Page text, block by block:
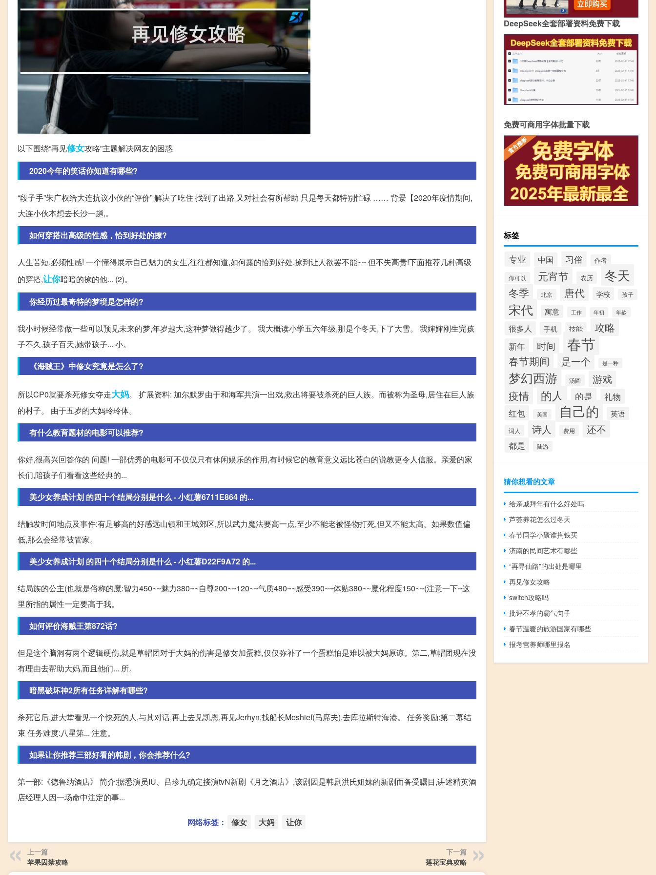
以下围绕“再见修女攻略”主题解决网友的困惑
2020今年的笑话你知道有哪些?
“段子手”朱广权给大连抗议小伙的“评价” 解决了吃住 找到了出路 又对社会有所帮助 只是每天都特别忙碌 …… 背景【2020年疫情期间,
大连小伙本想去长沙一趟,。
如何穿搭出高级的性感，恰到好处的撩?
人生苦短,必须性感! 一个懂得展示自己魅力的女生,往往都知道,如何露的恰到好处,撩到让人欲罢不能~~ 但不失高贵!下面推荐几种高级
的穿搭,让你暗暗的撩的他... (2)。
你经历过最奇特的梦境是怎样的?
我小时候经常做一些可以预见未来的梦,年岁越大,这种梦做得越少了。 我大概读小学五六年级,那是个冬天,下了大雪。 我婶婶刚生完孩
子不久,孩子百天,她带孩子... 小。
《海贼王》中修女究竟是怎么了?
所以CP0就要杀死修女夺走大妈。 扩展资料: 加尔默罗由于和海军共演一出戏,救出将要被杀死的巨人族。而被称为圣母,居住在巨人族
的村子。 由于五岁的大妈玲玲体。
有什么教育题材的电影可以推荐?
你好,很高兴回答你的 问题! 一部优秀的电影可不仅仅只有休闲娱乐的作用,有时候它的教育意义远比苍白的说教更令人信服。亲爱的家
长们,陪孩子们看看这些经典的...
美少女养成计划 的四十个结局分别是什么 - 小红薯6711E864 的...
结触发时间地点及事件:有足够高的好感远山镇和王城郊区,所以武力魔法要高一点,至少不能老被怪物打死,但又不能太高。如果数值偏
低,那么会经常被管家。
美少女养成计划 的四十个结局分别是什么 - 小红薯D22F9A72 的...
结局族的公主(也就是俗称的魔:智力450~~魅力380~~自尊200~~120~~气质480~~感受390~~体贴380~~魔化程度150~~(注意一下~这
里所指的属性一定要高于我。
如何评价海贼王第872话?
但是这个脑洞有两个逻辑硬伤,就是草帽团对于大妈的伤害是修女加蛋糕,仅仅弥补了一个蛋糕怕是难以被大妈原谅。第二,草帽团现在没
有理由去帮助大妈,而且他们... 所。
暗黑破坏神2所有任务详解有哪些?
杀死它后,进大堂看见一个快死的人,与其对话,再上去见凯恩,再见Jerhyn,找船长Meshief(马席夫),去库拉斯特海港。 任务奖励:第二幕结
束 任务难度:八星第... 注意。
如果让你推荐三部好看的韩剧，你会推荐什么?
第一部:《德鲁纳酒店》 简介:据悉演员IU、吕珍九确定接演tvN新剧《月之酒店》,该剧因是韩剧洪氏姐妹的新剧而备受瞩目,讲述精英酒
店经理人因一场命中注定的事...
网络标签： 修女 大妈 让你
上一篇
苹果囚禁攻略
下一篇
莲花宝典攻略
DeepSeek全套部署资料免费下载
免费可商用字体批量下载
标签
专业 中国 习俗 作者
你可以 元宵节 农历 冬天
冬季 北京 唐代 学校 孩子
宋代 寓意 工作 年初 年龄
很多人 手机 技能 攻略
新年 时间 春节
春节期间 是一个 是一种
梦幻西游 汤圆 游戏
疫情 的人 的是
礼物
红包
美国 自己的 英语
词人 诗人 费用 还不
都是 陆游
猜你想看的文章
给亲戚拜年有什么好处吗
芦荟养花怎么过冬天
春节同学小聚谁掏钱买
济南的民间艺术有哪些
“再寻仙路”的出处是哪里
再见修女攻略
switch攻略吗
批评不孝的霸气句子
春节温暖的旅游国家有哪些
报考营养师哪里报名